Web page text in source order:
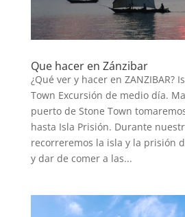
Que hacer en Zánzibar
¿Qué ver y hacer en ZANZIBAR?
Town Excursión de medio día.
puerto de Stone Town
hasta Isla Prisión. Durante
recorreremos la isla y la prisión
y dar de comer a las...